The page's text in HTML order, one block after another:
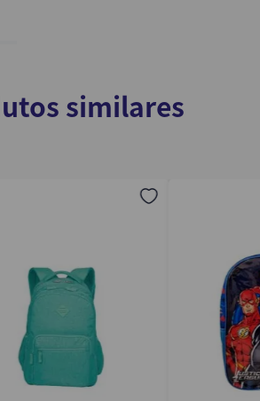
similares